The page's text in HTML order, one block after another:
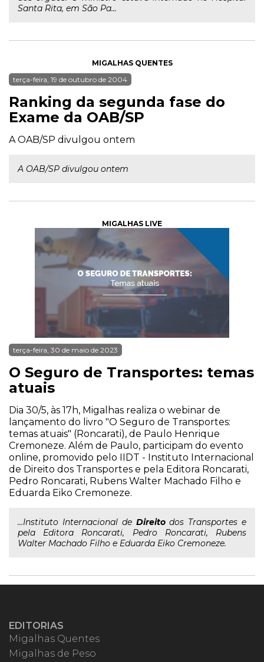
Santa Rita, em São Pa...
MIGALHAS QUENTES
terça-feira, 19 de outubro de 2004
Ranking da segunda fase do
Exame da OAB/SP
A OAB/SP divulgou ontem
A OAB/SP divulgou ontem
MIGALHAS LIVE
terça-feira, 30 de maio de 2023
O Seguro de Transportes: temas
atuais
Dia 30/5, às 17h, Migalhas realiza o webinar de
lançamento do livro "O Seguro de Transportes:
temas atuais" (Roncarati), de Paulo Henrique
Cremoneze. Além de Paulo, participam do evento
online, promovido pelo IIDT - Instituto Internacional
de Direito dos Transportes e pela Editora Roncarati,
Pedro Roncarati, Rubens Walter Machado Filho e
Eduarda Eiko Cremoneze.
...Instituto Internacional de Direitodos Transportes e
pela Editora Roncarati, Pedro Roncarati, Rubens
Walter Machado Filho e Eduarda Eiko Cremoneze.
EDITORIAS
Migalhas Quentes
Migalhas de Peso